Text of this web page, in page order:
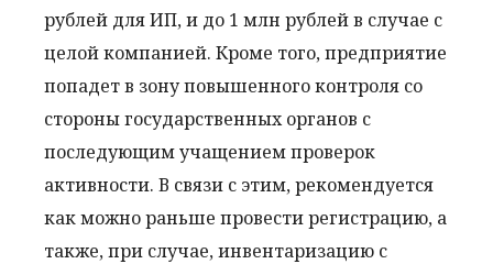
рублей для ИП, и до 1 млн рублей в случае с
целой компанией. Кроме того, предприятие
попадет в зону повышенного контроля со
стороны государственных органов с
последующим учащением проверок
активности. В связи с этим, рекомендуется
как можно раньше провести регистрацию, а
также, при случае, инвентаризацию с